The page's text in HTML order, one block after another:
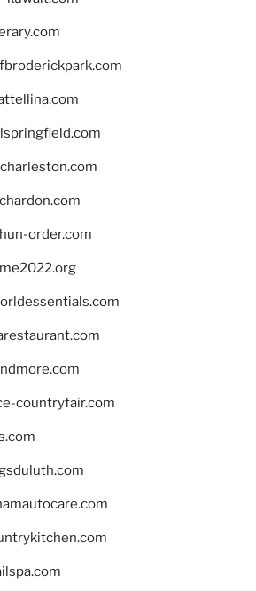
order.com
countryfair.com